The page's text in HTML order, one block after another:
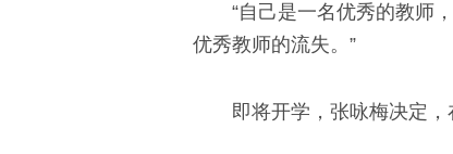
“自己是一名优秀的教师，
优秀教师的流失。”
即将开学，张咏梅决定，在